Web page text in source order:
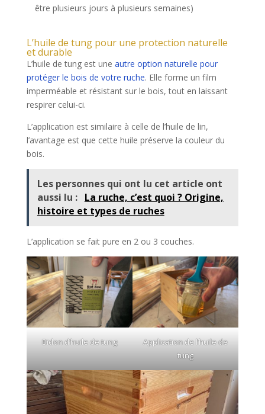
être plusieurs jours à plusieurs semaines)
L’huile de tung pour une protection naturelle
et durable
L’huile de tung est une autre option naturelle pour
protéger le bois de votre ruche. Elle forme un film
imperméable et résistant sur le bois, tout en laissant
respirer celui-ci.
L’application est similaire à celle de l’huile de lin,
l’avantage est que cette huile préserve la couleur du
bois.
Les personnes qui ont lu cet article ont
aussi lu : La ruche, c’est quoi ? Origine,
histoire et types de ruches
L’application se fait pure en 2 ou 3 couches.
Bidon d’huile de tung
Application de l’huile de
tung